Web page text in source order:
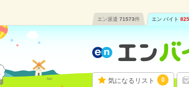
エン派遣 71573件 エン バイト
気になるリスト 0